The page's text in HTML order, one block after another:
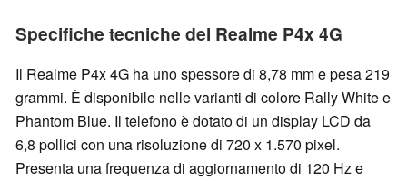
Specifiche tecniche del Realme P4x 4G
Il Realme P4x 4G ha uno spessore di 8,78 mm e pesa 219
grammi. È disponibile nelle varianti di colore Rally White e
Phantom Blue. Il telefono è dotato di un display LCD da
6,8 pollici con una risoluzione di 720 x 1.570 pixel.
Presenta una frequenza di aggiornamento di 120 Hz e